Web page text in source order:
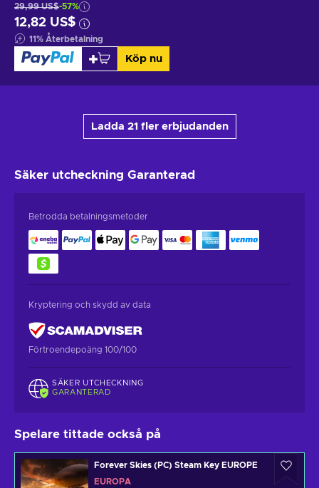
29,99 US$-57%
12,82 US$
11% Återbetalning
Köp nu
Ladda 21 fler erbjudanden
Säker utcheckning Garanterad
Betrodda betalningsmetoder
Kryptering och skydd av data
Förtroendepoäng 100/100
SÄKER UTCHECKNING
GARANTERAD
Spelare tittade också på
Forever Skies (PC) Steam Key EUROPE
EUROPA